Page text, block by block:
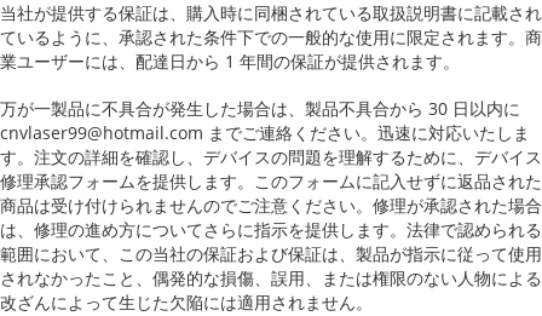
当社が提供する保証は、購入時に同梱されている取扱説明書に記載され
ているように、承認された条件下での一般的な使用に限定されます。商
業ユーザーには、配達日から 1 年間の保証が提供されます。
万が一製品に不具合が発生した場合は、製品不具合から 30 日以内に
cnvlaser99@hotmail.com までご連絡ください。迅速に対応いたしま
す。注文の詳細を確認し、デバイスの問題を理解するために、デバイス
修理承認フォームを提供します。このフォームに記入せずに返品された
商品は受け付けられませんのでご注意ください。修理が承認された場合
は、修理の進め方についてさらに指示を提供します。法律で認められる
範囲において、この当社の保証および保証は、製品が指示に従って使用
されなかったこと、偶発的な損傷、誤用、または権限のない人物による
改ざんによって生じた欠陥には適用されません。